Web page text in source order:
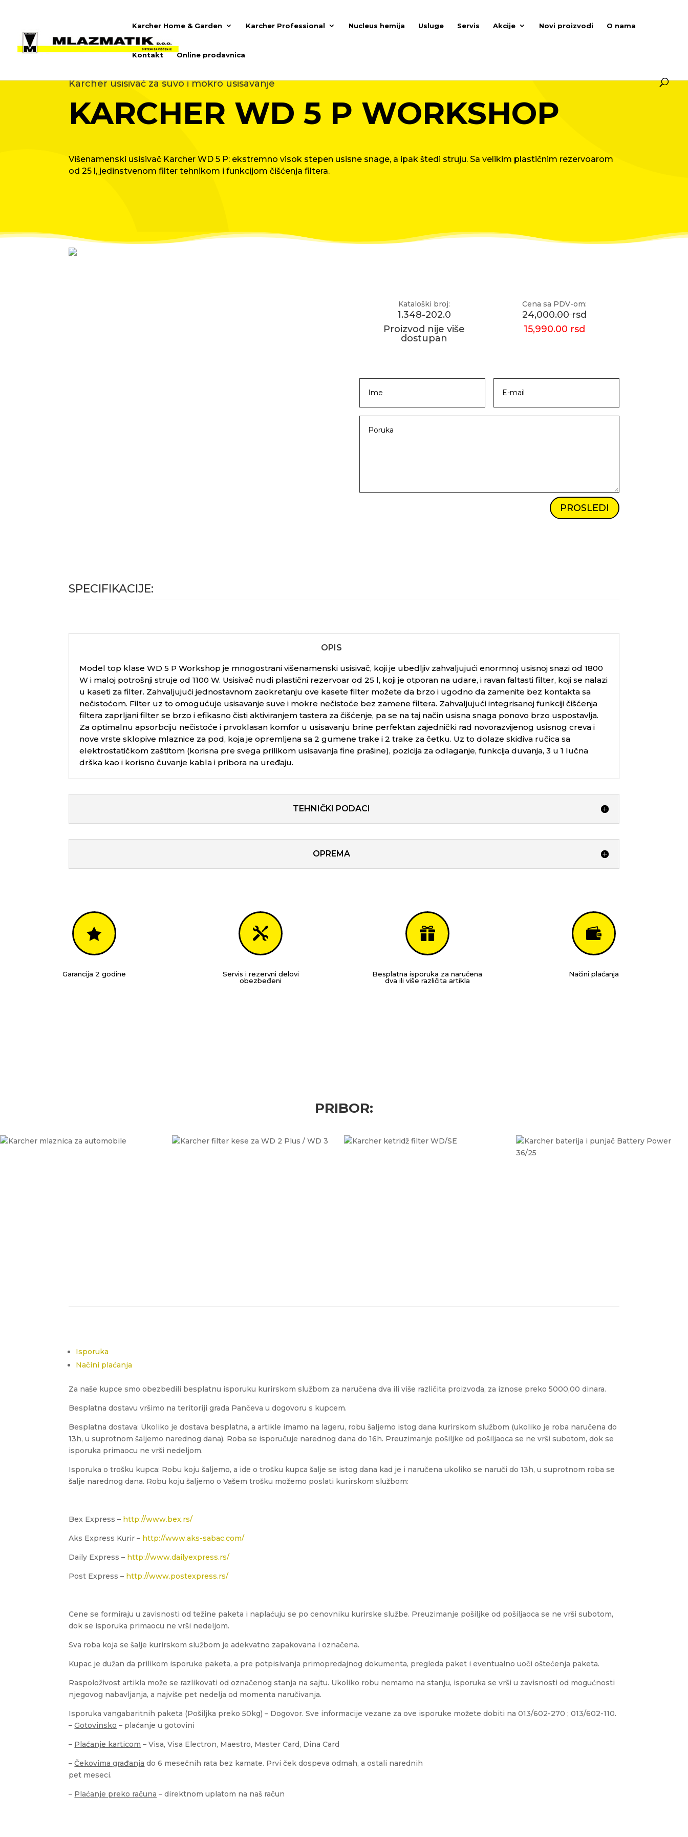
Karcher Home & Garden Karcher Professional Nucleus hemija Usluge Servis Akcije Novi proizvodi O nama
Kontakt Online prodavnica
Karcher usisivač za suvo i mokro usisavanje
KARCHER WD 5 P WORKSHOP
Višenamenski usisivač Karcher WD 5 P: ekstremno visok stepen usisne snage, a ipak štedi struju. Sa velikim plastičnim rezervoarom
od 25 l, jedinstvenom filter tehnikom i funkcijom čišćenja filtera.
Kataloški broj:
1.348-202.0
Proizvod nije više
dostupan
Cena sa PDV-om:
24,000.00 rsd
15,990.00 rsd
PROSLEDI
SPECIFIKACIJE:
OPIS
Model top klase WD 5 P Workshop je mnogostrani višenamenski usisivač, koji je ubedljiv zahvaljujući enormnoj usisnoj snazi od 1800
W i maloj potrošnji struje od 1100 W. Usisivač nudi plastični rezervoar od 25 l, koji je otporan na udare, i ravan faltasti filter, koji se nalazi
u kaseti za filter. Zahvaljujući jednostavnom zaokretanju ove kasete filter možete da brzo i ugodno da zamenite bez kontakta sa
nečistoćom. Filter uz to omogućuje usisavanje suve i mokre nečistoće bez zamene filtera. Zahvaljujući integrisanoj funkciji čišćenja
filtera zaprljani filter se brzo i efikasno čisti aktiviranjem tastera za čišćenje, pa se na taj način usisna snaga ponovo brzo uspostavlja.
Za optimalnu apsorbciju nečistoće i prvoklasan komfor u usisavanju brine perfektan zajednički rad novorazvijenog usisnog creva i
nove vrste sklopive mlaznice za pod, koja je opremljena sa 2 gumene trake i 2 trake za četku. Uz to dolaze skidiva ručica sa
elektrostatičkom zaštitom (korisna pre svega prilikom usisavanja fine prašine), pozicija za odlaganje, funkcija duvanja, 3 u 1 lučna
drška kao i korisno čuvanje kabla i pribora na uređaju.
TEHNIČKI PODACI
OPREMA

Garancija 2 godine

Servis i rezervni delovi
obezbeđeni

Besplatna isporuka za naručena
dva ili više različita artikla

Načini plaćanja
PRIBOR:
Isporuka
Načini plaćanja
Za naše kupce smo obezbedili besplatnu isporuku kurirskom službom za naručena dva ili više različita proizvoda, za iznose preko 5000,00 dinara.
Besplatna dostavu vršimo na teritoriji grada Pančeva u dogovoru s kupcem.
Besplatna dostava: Ukoliko je dostava besplatna, a artikle imamo na lageru, robu šaljemo istog dana kurirskom službom (ukoliko je roba naručena do
13h, u suprotnom šaljemo narednog dana). Roba se isporučuje narednog dana do 16h. Preuzimanje pošiljke od pošiljaoca se ne vrši subotom, dok se
isporuka primaocu ne vrši nedeljom.
Isporuka o trošku kupca: Robu koju šaljemo, a ide o trošku kupca šalje se istog dana kad je i naručena ukoliko se naruči do 13h, u suprotnom roba se
šalje narednog dana. Robu koju šaljemo o Vašem trošku možemo poslati kurirskom službom:
Bex Express – http://www.bex.rs/
Aks Express Kurir – http://www.aks-sabac.com/
Daily Express – http://www.dailyexpress.rs/
Post Express – http://www.postexpress.rs/
Cene se formiraju u zavisnosti od težine paketa i naplaćuju se po cenovniku kurirske službe. Preuzimanje pošiljke od pošiljaoca se ne vrši subotom,
dok se isporuka primaocu ne vrši nedeljom.
Sva roba koja se šalje kurirskom službom je adekvatno zapakovana i označena.
Kupac je dužan da prilikom isporuke paketa, a pre potpisivanja primopredajnog dokumenta, pregleda paket i eventualno uoči oštećenja paketa.
Raspoloživost artikla može se razlikovati od označenog stanja na sajtu. Ukoliko robu nemamo na stanju, isporuka se vrši u zavisnosti od mogućnosti
njegovog nabavljanja, a najviše pet nedelja od momenta naručivanja.
Isporuka vangabaritnih paketa (Pošiljka preko 50kg) – Dogovor. Sve informacije vezane za ove isporuke možete dobiti na 013/602-270 ; 013/602-110.
–Gotovinsko – plaćanje u gotovini
– Plaćanje karticom – Visa, Visa Electron, Maestro, Master Card, Dina Card
–Čekovima građanja do 6 mesečnih rata bez kamate. Prvi ček dospeva odmah, a ostali narednih
pet meseci.
– Plaćanje preko računa – direktnom uplatom na naš račun